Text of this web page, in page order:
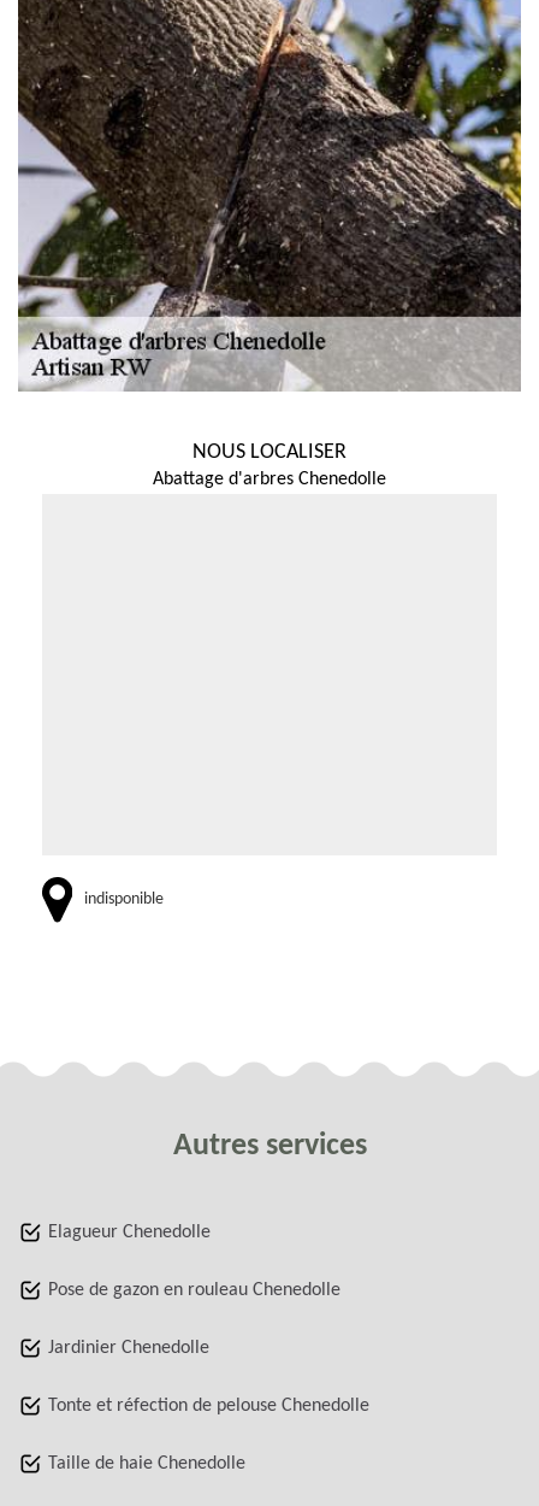
NOUS LOCALISER
Abattage d'arbres Chenedolle
indisponible
Autres services
Elagueur Chenedolle
Pose de gazon en rouleau Chenedolle
Jardinier Chenedolle
Tonte et réfection de pelouse Chenedolle
Taille de haie Chenedolle